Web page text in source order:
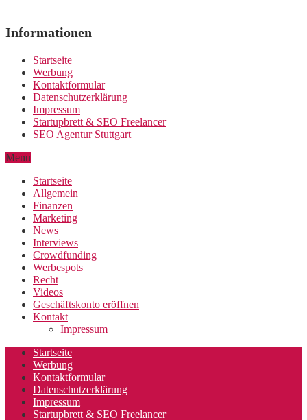
Informationen
Startseite
Werbung
Kontaktformular
Datenschutzerklärung
Impressum
Startupbrett & SEO Freelancer
SEO Agentur Stuttgart
Menu
Startseite
Allgemein
Finanzen
Marketing
News
Interviews
Crowdfunding
Werbespots
Recht
Videos
Geschäftskonto eröffnen
Kontakt
Impressum
Startseite
Werbung
Kontaktformular
Datenschutzerklärung
Impressum
Startupbrett & SEO Freelancer